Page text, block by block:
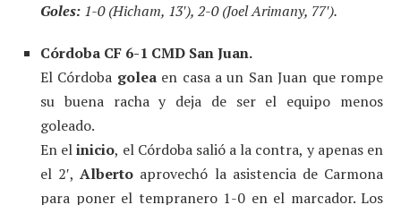
Goles: 1-0 (Hicham, 13′), 2-0 (Joel Arimany, 77′).
Córdoba CF 6-1 CMD San Juan.
El Córdoba goleaen casa a un San Juan que rompe
su buena racha y deja de ser el equipo menos
goleado.
En elinicio, el Córdoba salió a la contra, y apenas en
el 2′,Alberto aprovechó la asistencia de Carmona
para poner el tempranero 1-0 en el marcador. Los